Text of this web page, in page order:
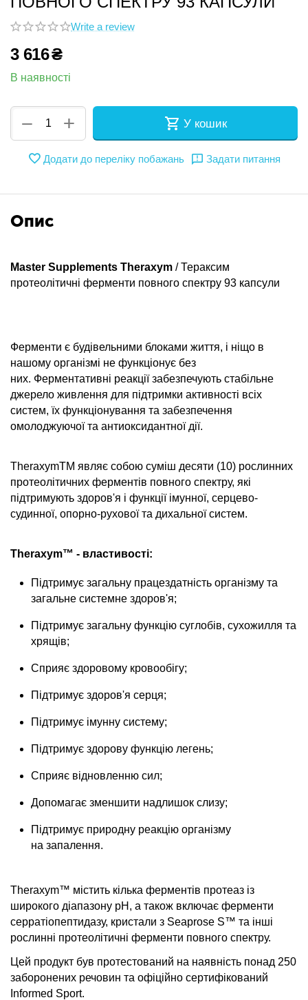
Write a review
3 616₴
В наявності
+
− У кошик
Додати до переліку побажань Задати питання
Опис
Master Supplements Theraxym / Тераксим
протеолітичні ферменти повного спектру 93 капсули
Ферменти є будівельними блоками життя, і ніщо в
нашому організмі не функціонує без
них. Ферментативні реакції забезпечують стабільне
джерело живлення для підтримки активності всіх
систем, їх функціонування та забезпечення
омолоджуючої та антиоксидантної дії.
TheraxymTM являє собою суміш десяти (10) рослинних
протеолітичних ферментів повного спектру, які
підтримують здоров'я і функції імунної, серцево-
судинної, опорно-рухової та дихальної систем.
Theraxym™ - властивості:
Підтримує загальну працездатність організму та
загальне системне здоров'я;
Підтримує загальну функцію суглобів, сухожилля та
хрящів;
Сприяє здоровому кровообігу;
Підтримує здоров'я серця;
Підтримує імунну систему;
Підтримує здорову функцію легень;
Сприяє відновленню сил;
Допомагає зменшити надлишок слизу;
Підтримує природну реакцію організму
на запалення.
Theraxym™ містить кілька ферментів протеаз із
широкого діапазону рН, а також включає ферменти
серратіопептидазу, кристали з Seaprose S™ та інші
рослинні протеолітичні ферменти повного спектру.
Цей продукт був протестований на наявність понад 250
заборонених речовин та офіційно сертифікований
Informed Sport.